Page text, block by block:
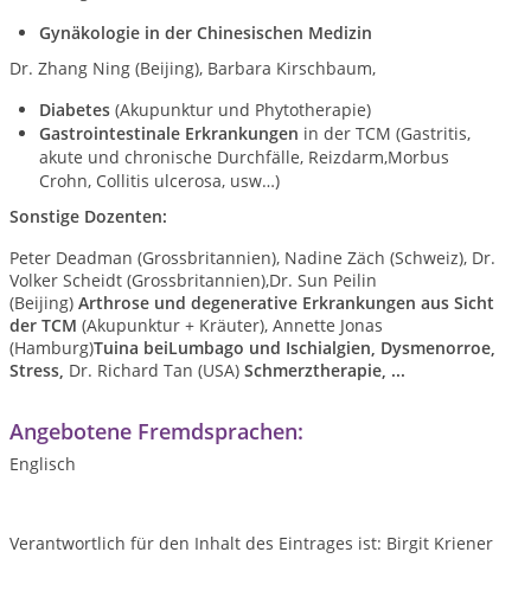
Gynäkologie in der Chinesischen Medizin
Dr. Zhang Ning (Beijing), Barbara Kirschbaum,
Diabetes (Akupunktur und Phytotherapie)
Gastrointestinale Erkrankungen in der TCM (Gastritis,
akute und chronische Durchfälle, Reizdarm,Morbus
Crohn, Collitis ulcerosa, usw…)
Sonstige Dozenten:
Peter Deadman (Grossbritannien), Nadine Zäch (Schweiz), Dr.
Volker Scheidt (Grossbritannien),Dr. Sun Peilin
(Beijing) Arthrose und degenerative Erkrankungen aus Sicht
der TCM (Akupunktur + Kräuter), Annette Jonas
(Hamburg)Tuina beiLumbago und Ischialgien, Dysmenorroe,
Stress, Dr. Richard Tan (USA) Schmerztherapie, ...
Angebotene Fremdsprachen:
Englisch
Verantwortlich für den Inhalt des Eintrages ist: Birgit Kriener